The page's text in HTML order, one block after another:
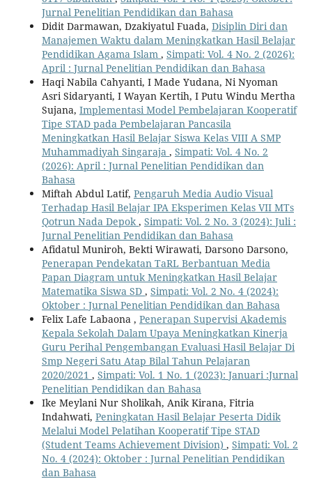
Jurnal Penelitian Pendidikan dan Bahasa
Didit Darmawan, Dzakiyatul Fuada, Disiplin Diri dan
Manajemen Waktu dalam Meningkatkan Hasil Belajar
Pendidikan Agama Islam , Simpati: Vol. 4 No. 2 (2026):
April : Jurnal Penelitian Pendidikan dan Bahasa
Haqi Nabila Cahyanti, I Made Yudana, Ni Nyoman
Asri Sidaryanti, I Wayan Kertih, I Putu Windu Mertha
Sujana, Implementasi Model Pembelajaran Kooperatif
Tipe STAD pada Pembelajaran Pancasila
Meningkatkan Hasil Belajar Siswa Kelas VIII A SMP
Muhammadiyah Singaraja , Simpati: Vol. 4 No. 2
(2026): April : Jurnal Penelitian Pendidikan dan
Bahasa
Miftah Abdul Latif, Pengaruh Media Audio Visual
Terhadap Hasil Belajar IPA Eksperimen Kelas VII MTs
Qotrun Nada Depok , Simpati: Vol. 2 No. 3 (2024): Juli :
Jurnal Penelitian Pendidikan dan Bahasa
Afidatul Muniroh, Bekti Wirawati, Darsono Darsono,
Penerapan Pendekatan TaRL Berbantuan Media
Papan Diagram untuk Meningkatkan Hasil Belajar
Matematika Siswa SD , Simpati: Vol. 2 No. 4 (2024):
Oktober : Jurnal Penelitian Pendidikan dan Bahasa
Felix Lafe Labaona , Penerapan Supervisi Akademis
Kepala Sekolah Dalam Upaya Meningkatkan Kinerja
Guru Perihal Pengembangan Evaluasi Hasil Belajar Di
Smp Negeri Satu Atap Bilal Tahun Pelajaran
2020/2021 , Simpati: Vol. 1 No. 1 (2023): Januari :Jurnal
Penelitian Pendidikan dan Bahasa
Ike Meylani Nur Sholikah, Anik Kirana, Fitria
Indahwati, Peningkatan Hasil Belajar Peserta Didik
Melalui Model Pelatihan Kooperatif Tipe STAD
(Student Teams Achievement Division) , Simpati: Vol. 2
No. 4 (2024): Oktober : Jurnal Penelitian Pendidikan
dan Bahasa